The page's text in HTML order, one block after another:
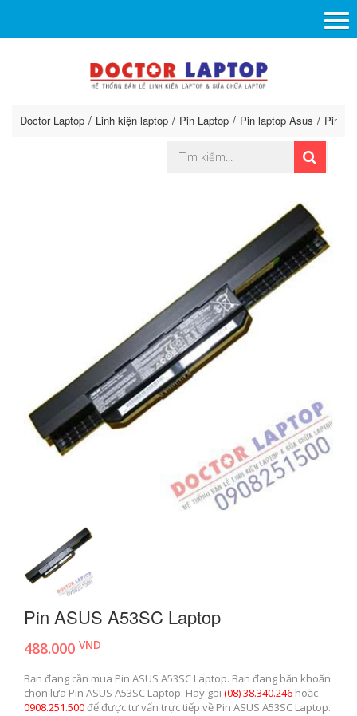
Doctor Laptop Linh kiện laptop Pin Laptop Pin laptop Asus Pin
Pin ASUS A53SC Laptop
488.000 VND
Bạn đang cần mua Pin ASUS A53SC Laptop. Bạn đang băn khoăn
chọn lựa Pin ASUS A53SC Laptop. Hãy gọi (08) 38.340.246 hoặc
0908.251.500để được tư vấn trực tiếp về Pin ASUS A53SC Laptop.